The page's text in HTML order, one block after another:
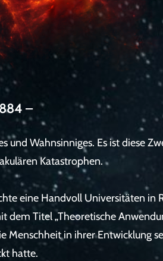
–
Wahnsinniges. Es ist diese
Katastrophen.
eine Handvoll Universitäten in
Titel „Theoretische
in ihrer Entwicklung
hatte.